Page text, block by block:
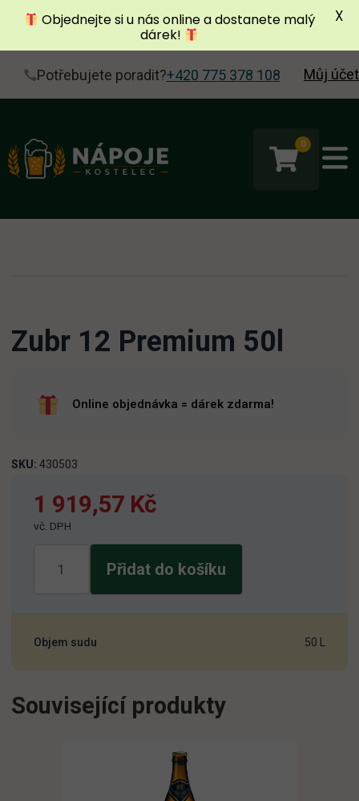
Potřebujete poradit?+420 775 378 108 Můj účet
0
Zubr 12 Premium 50l
Online objednávka = dárek zdarma!
SKU: 430503
1 919,57 Kč
vč. DPH
Přidat do košíku
Objem sudu 50 L
Související produkty
Objednejte si u nás online a dostanete malý
dárek!
X